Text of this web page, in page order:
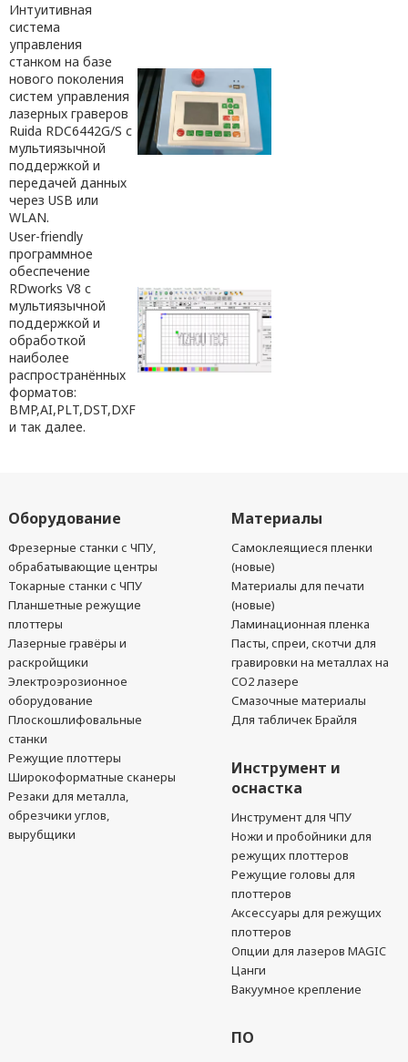
Интуитивная
система
управления
станком на базе
нового поколения
систем управления
лазерных граверов
Ruida RDC6442G/S с
мультиязычной
поддержкой и
передачей данных
через USB или
WLAN.
User-friendly
программное
обеспечение
RDworks V8 с
мультиязычной
поддержкой и
обработкой
наиболее
распространённых
форматов:
BMP,AI,PLT,DST,DXF
и так далее.
Оборудование
Фрезерные станки с ЧПУ,
обрабатывающие центры
Токарные станки с ЧПУ
Планшетные режущие
плоттеры
Лазерные гравёры и
раскройщики
Электроэрозионное
оборудование
Плоскошлифовальные
станки
Режущие плоттеры
Широкоформатные сканеры
Резаки для металла,
обрезчики углов,
вырубщики
Материалы
Самоклеящиеся пленки
(новые)
Материалы для печати
(новые)
Ламинационная пленка
Пасты, спреи, скотчи для
гравировки на металлах на
CO2 лазере
Смазочные материалы
Для табличек Брайля
Инструмент и
оснастка
Инструмент для ЧПУ
Ножи и пробойники для
режущих плоттеров
Режущие головы для
плоттеров
Аксессуары для режущих
плоттеров
Опции для лазеров MAGIC
Цанги
Вакуумное крепление
ПО